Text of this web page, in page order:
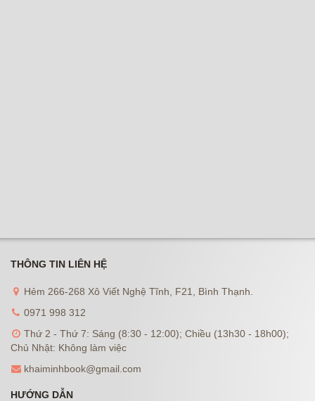
THÔNG TIN LIÊN HỆ
Hẻm 266-268 Xô Viết Nghệ Tĩnh, F21, Bình Thạnh.
0971 998 312
Thứ 2 - Thứ 7: Sáng (8:30 - 12:00); Chiều (13h30 - 18h00);
Chủ Nhật: Không làm việc
khaiminhbook@gmail.com
HƯỚNG DẪN